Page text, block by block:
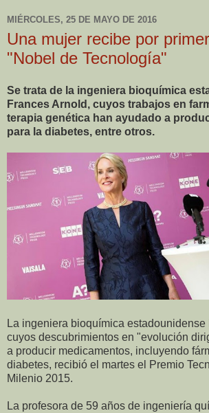
MIÉRCOLES, 25 DE MAYO DE 2016
Una mujer recibe por
"Nobel de Tecnología"
Se trata de la ingeniera bioquímica
Frances Arnold, cuyos trabajos en
terapia genética han ayudado a
para la diabetes, entre otros.
La ingeniera bioquímica estadounidense
cuyos descubrimientos en "evolución
a producir medicamentos, incluyendo
diabetes, recibió el martes el Premio
Milenio 2015.
La profesora de 59 años de ingeniería